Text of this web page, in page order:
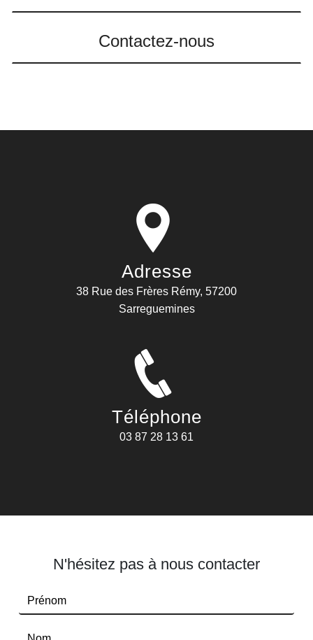
Contactez-nous
Adresse
38 Rue des Frères Rémy, 57200
Sarreguemines
Téléphone
03 87 28 13 61
N'hésitez pas à nous contacter